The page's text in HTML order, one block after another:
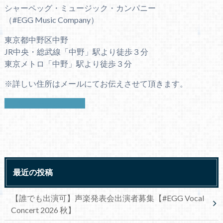
シャーペッグ・ミュージック・カンパニー
（#EGG Music Company）
東京都中野区中野
JR中央・総武線「中野」駅より徒歩３分
東京メトロ「中野」駅より徒歩３分
※詳しい住所はメールにてお伝えさせて頂きます。
最近の投稿
【誰でも出演可】声楽発表会出演者募集【#EGG Vocal
Concert 2026 秋】